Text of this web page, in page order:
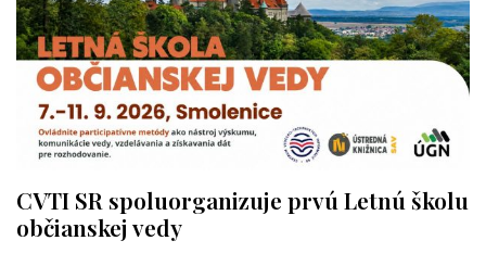
CVTI SR spoluorganizuje prvú Letnú školu
občianskej vedy